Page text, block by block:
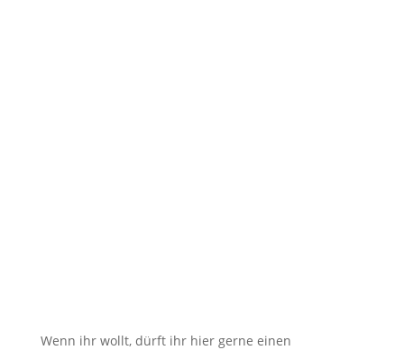
Wenn ihr wollt, dürft ihr hier gerne einen